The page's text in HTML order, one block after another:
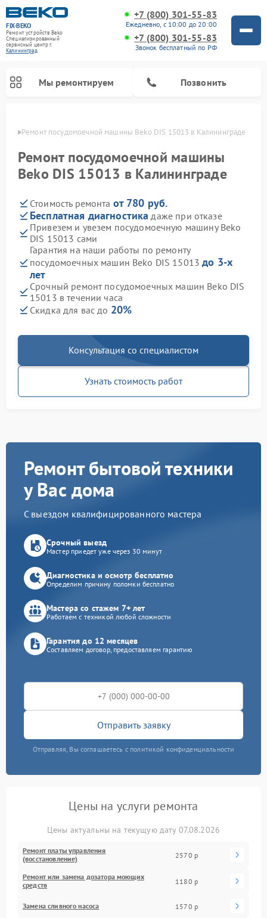
FIX-BEKO
Ремонт устройств Beko
Специализированный
cервисный центр г.
Калининград
+7 (800) 301-55-83
Ежедневно, с 10:00 до 20:00
+7 (800) 301-55-83
Звонок бесплатный по РФ
Мы ремонтируем Позвонить
Ремонт посудомоечной машины Beko DIS 15013 в Калининграде
Ремонт посудомоечной машины
Beko DIS 15013 в Калининграде
Стоимость ремонта от 780 руб.
Бесплатная диагностика даже при отказе
Привезем и увезем посудомоечную машину Beko
DIS 15013 сами
Гарантия на наши работы по ремонту
посудомоечных машин Beko DIS 15013до 3-х
лет
Срочный ремонт посудомоечных машин Beko DIS
15013 в течении часа
Скидка для вас до 20%
Консультация со специалистом
Узнать стоимость работ
Ремонт бытовой техники
у Вас дома
С выездом квалифицированного мастера
Срочный выезд
Мастер приедет уже через 30 минут
Диагностика и осмотр бесплатно
Определим причину поломки бесплатно
Мастера со стажем 7+ лет
Работаем с техникой любой сложности
Гарантия до 12 месяцев
Составляем договор, предоставляем гарантию
Отправить заявку
Отправляя, Вы соглашаетесь с политикой конфиденциальности
Цены на услуги ремонта
Цены актуальны на текущую дату 07.08.2026
Ремонт платы управления
(восстановление)
2570 р
Ремонт или замена дозатора моющих
средств
1180 р
Замена сливного насоса 1570 р